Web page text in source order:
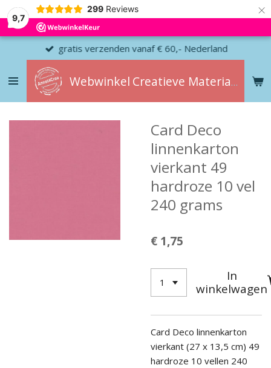
9,7
299 Reviews ×
Webwinkel Creatieve Materialen
gratis verzenden vanaf € 60,- Nederland
Card Deco
linnenkarton
vierkant 49
hardroze 10 vel
240 grams
€ 1,75
In
winkelwagen
Card Deco linnenkarton
vierkant (27 x 13,5 cm) 49
hardroze 10 vellen 240